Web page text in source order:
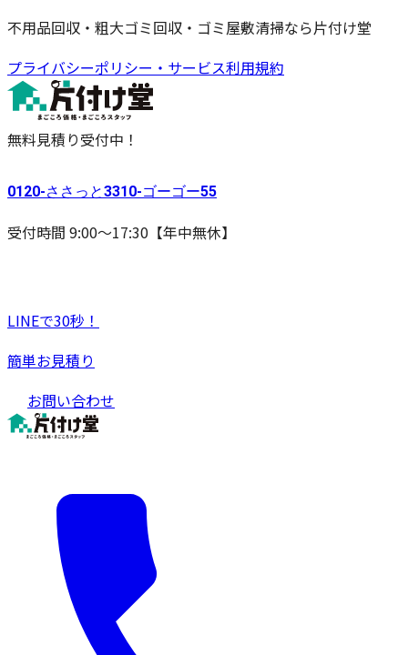
不用品回収・粗大ゴミ回収・ゴミ屋敷清掃なら片付け堂
プライバシーポリシー・サービス利用規約
無料見積り受付中！
0120-ささっと3310-ゴーゴー55
受付時間 9:00〜17:30【年中無休】
LINEで30秒！
簡単お見積り
お問い合わせ